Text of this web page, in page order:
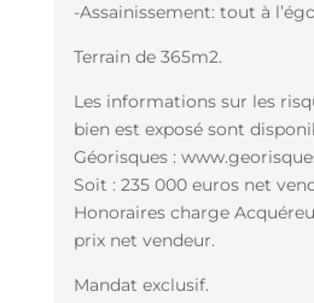
-Assainissement: tout à
Terrain de 365m2.
Les informations sur les
bien est exposé sont
Géorisques :
Soit : 235 000 euros net
Honoraires charge
prix net vendeur.
Mandat exclusif.